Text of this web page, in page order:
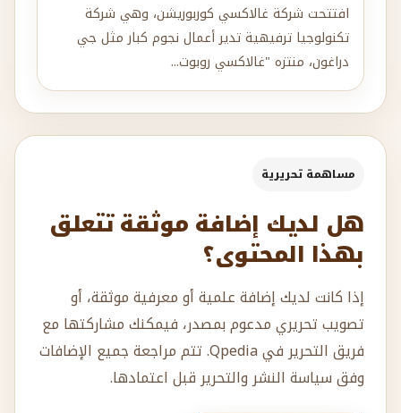
افتتحت شركة غالاكسي كوربوريشن، وهي شركة
تكنولوجيا ترفيهية تدير أعمال نجوم كبار مثل جي
دراغون، منتزه "غالاكسي روبوت...
مساهمة تحريرية
هل لديك إضافة موثقة تتعلق
بهذا المحتوى؟
إذا كانت لديك إضافة علمية أو معرفية موثقة، أو
تصويب تحريري مدعوم بمصدر، فيمكنك مشاركتها مع
فريق التحرير في Qpedia. تتم مراجعة جميع الإضافات
وفق سياسة النشر والتحرير قبل اعتمادها.